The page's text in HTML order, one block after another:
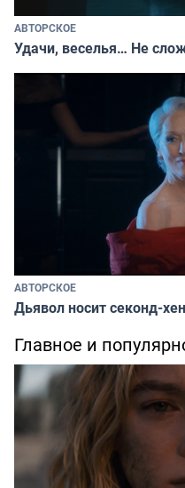
АВТОРСКОЕ
Удачи, веселья… Не
АВТОРСКОЕ
Дьявол носит секонд-
Главное и